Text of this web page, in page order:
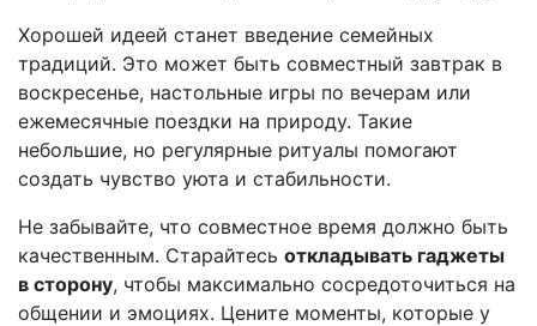
Хорошей идеей станет введение семейных
традиций. Это может быть совместный завтрак в
воскресенье, настольные игры по вечерам или
ежемесячные поездки на природу. Такие
небольшие, но регулярные ритуалы помогают
создать чувство уюта и стабильности.
Не забывайте, что совместное время должно быть
качественным. Старайтесь откладывать гаджеты
в сторону, чтобы максимально сосредоточиться на
общении и эмоциях. Цените моменты, которые у